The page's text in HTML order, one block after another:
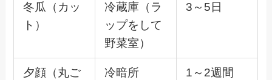
冬瓜（カッ
ト）
冷蔵庫（ラ
ップをして
野菜室）
3～5日
夕顔（丸ご
冷暗所
1～2週間